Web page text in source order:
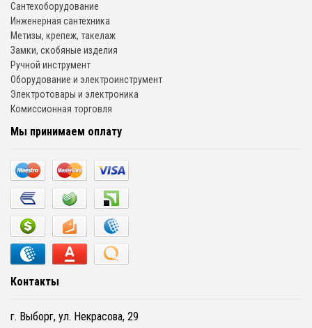
Сантехоборудование
Инженерная сантехника
Метизы, крепеж, такелаж
Замки, скобяные изделия
Ручной инструмент
Оборудование и электроинструмент
Электротовары и электроника
Комиссионная торговля
Мы принимаем оплату
Контакты
г. Выборг, ул. Некрасова, 29